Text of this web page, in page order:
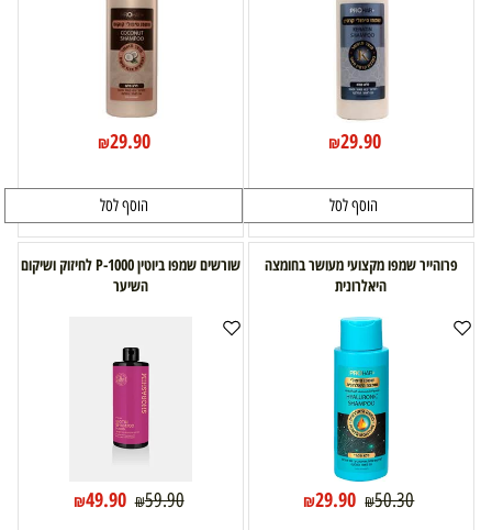
₪29.90
הוסף לסל
₪29.90
הוסף לסל
פרוהייר שמפו מקצועי מעושר בחומצה
היאלרונית
₪50.30
₪29.90
שורשים שמפו ביוטין P-1000 לחיזוק ושיקום
השיער
₪59.90
₪49.90